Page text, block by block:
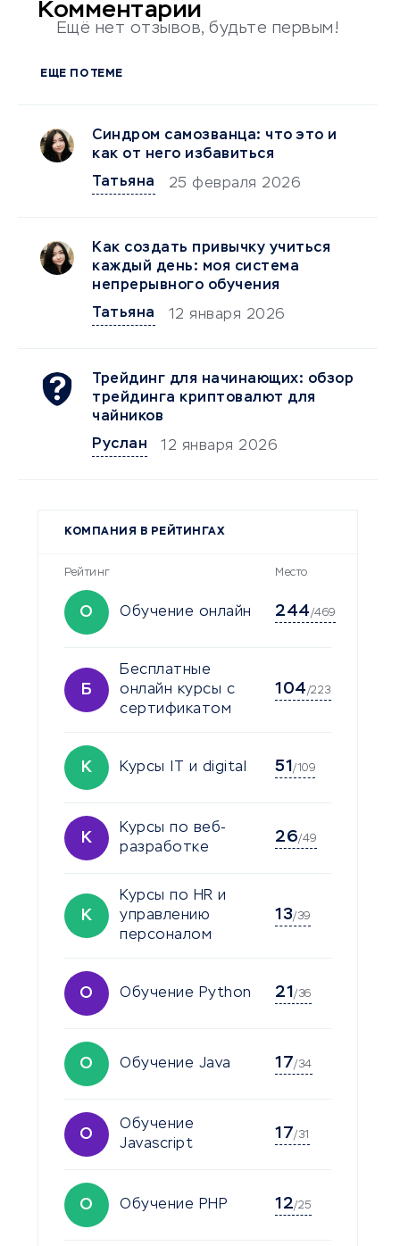
Комментарии
Ещё нет отзывов, будьте первым!
ЕЩЕ ПО ТЕМЕ
Синдром самозванца: что это и
как от него избавиться
Татьяна
25 февраля 2026
Как создать привычку учиться
каждый день: моя система
непрерывного обучения
Татьяна
12 января 2026
Трейдинг для начинающих: обзор
трейдинга криптовалют для
чайников
Руслан
12 января 2026
КОМПАНИЯ В РЕЙТИНГАХ
Рейтинг Место
О Обучение онлайн 244/469
Б
Бесплатные
онлайн курсы с
сертификатом
104/223
К Курсы IT и digital 51/109
К
Курсы по веб-
разработке
26/49
К
Курсы по HR и
управлению
персоналом
13/39
О Обучение Python 21/36
О Обучение Java 17/34
О
Обучение
Javascript
17/31
О Обучение PHP 12/25